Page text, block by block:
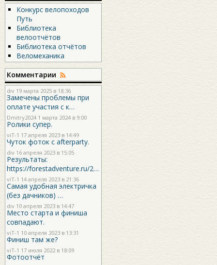
Конкурс велопоходов
Путь
Библиотека
велоотчётов
Библиотека отчётов
Веломеханика
Комментарии
div 19 марта 2025 в 18:36
Замечены проблемы при
оплате участия с к…
Dmitry2024 1 марта 2024 в 9:00
Ролики супер.
viT-1 17 апреля 2023 в 14:49
Чуток фоток с afterparty.
div 16 апреля 2023 в 15:05
Результаты:
https://forestadventure.ru/2…
viT-1 14 апреля 2023 в 21:36
Самая удобная электричка
(без дачников) …
div 10 апреля 2023 в 14:47
Место старта и финиша
совпадают.
viT-1 10 апреля 2023 в 13:31
Финиш там же?
viT-1 17 июля 2022 в 18:09
Фотоотчёт